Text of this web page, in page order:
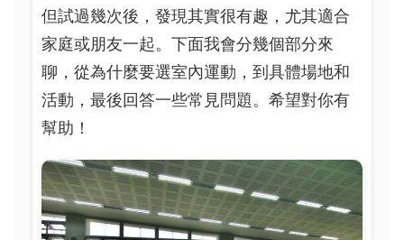
但試過幾次後，發現其實很有趣，尤其適合
家庭或朋友一起。下面我會分幾個部分來
聊，從為什麼要選室內運動，到具體場地和
活動，最後回答一些常見問題。希望對你有
幫助！